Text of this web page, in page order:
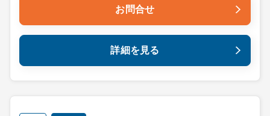
お問合せ
詳細を見る